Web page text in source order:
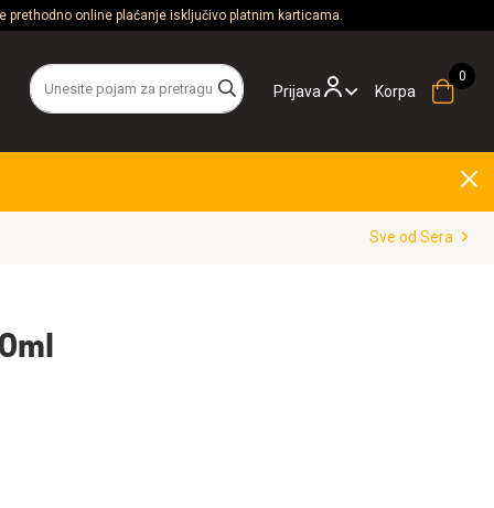
prethodno online plaćanje isključivo platnim karticama.
Prijava Korpa
Sve od Sera